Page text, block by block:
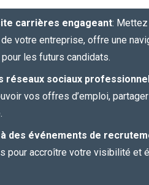
carrières engageant:
de votre entreprise, offre une
les futurs candidats.
réseaux sociaux
vos offres d’emploi,
des événements de
pour accroître votre visibilité et